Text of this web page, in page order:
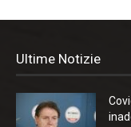
Ultime Notizie